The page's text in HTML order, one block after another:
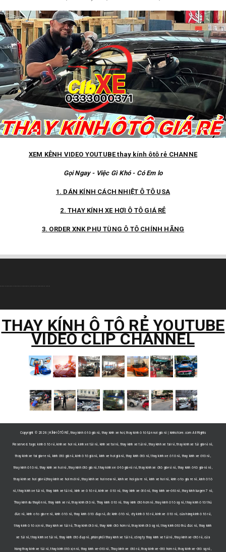
XEM KÊNH VIDEO YOUTUBE thay kính ôtô rẻ CHANNE
Gọi Ngay - Việc Gì Khó - Có Em lo
1. DÁN KÍNH CÁCH NHIỆT Ô TÔ USA
2. THAY KÍNH XE HƠI Ô TÔ GIÁ RẺ
3. ORDER XNK PHỤ TÙNG Ô TÔ CHÍNH HÃNG
...............................
THAY KÍNH Ô TÔ RẺ YOUTUBE
VIDEO CLIP CHANNEL
Copyright © 2026 | KÍNH ÔTÔ RẺ, thay kính ô tô giá rẻ, thay kính xe hơi, thay kính ô tô tận nơi giá rẻ | kinhotore.com All Rights
Reserved. tags: kính ô tô rẻ, kính xe hơi rẻ, kính xe tải rẻ, kinh xe tai rẻ, thay kính xe tải rẻ, thay kinh xe tai rẻ, thay kính xe tải giá-rẻ rẻ,
thay kinh xe tai gia-re rẻ, kính ôtô giá rẻ, kính ô tô giá rẻ, kính xe hơi giá rẻ, thay kính ôtô rẻ, thay kính xe ô tô rẻ, thay kính xe ôtô rẻ,
thay kính ô tô rẻ, thay kính xe hơi rẻ, thay kính ôtô giá rẻ, thay kính xe ô-tô giá-rẻ rẻ, thay kính xe ôtô giá-rẻ rẻ, thay kính ô-tô giá-rẻ rẻ,
thay kính xe hơi giá-rẻ,thay kính xe hơi mới rẻ, thay kính xe hơi new rẻ, kinh xe hoi gia re rẻ, kính xe hơi rẻ, kinh o to gia re rẻ, kính ô tô
rẻ, thay kính xe tải rẻ, thay kính xe tải rẻ, kính xe ô tô rẻ, kính xe ô tô rẻ, thay kính xe ôtô rẻ, thay kính xe-ôtô rẻ, thay kính luxgen 7 rẻ,
Thay kinh du thuyền rẻ, thay kính xe rẻ, thay kính ôtô rẻ, Thay kinh ô tô rẻ, thay kính ôtô hcm rẻ, thay kính ô tô sg rẻ, thay kính ô tô thủ
đức rẻ, kinh o to gia re rẻ, kính ô tô rẻ, thay kính ô tô đẹp rẻ, đc kính ô tô rẻ, cty kính ô tô rẻ, kính xe ô tô rẻ, cửa hàng kính ô tô rẻ,
thay kính ô tô xịn rẻ, thay kính xe tải rẻ, Thay kinh ôtô rẻ, thay kính ôtô hcm rẻ, thay kính ôtô sg rẻ, thay kính ôtô thủ đức rẻ, thay kính
xe tải rẻ, thay kính xe tải rẻ, thay kính ôtô đẹp rẻ, phân phối thay kính xe tải rẻ, công ty thay kính xe tải rẻ, thay kính xe-ôtô rẻ, cửa
hàng thay kính xe tải rẻ, thay kính ôtô xịn rẻ, thay kính xe-ôtô rẻ, Thay kinh xe ôtô rẻ, thay kính xe-ôtô hcm rẻ, thay kính xe-ôtô sg rẻ,